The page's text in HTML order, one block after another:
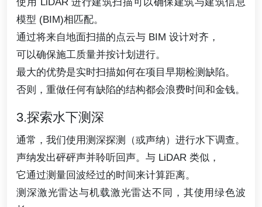
模型 (BIM)相匹配。
通过将来自地面扫描的点云与 BIM 设计对齐，
可以确保施工质量并按计划进行。
最大的优势是实时扫描如何在项目早期检测缺陷。
否则，重做任何有缺陷的结构都会浪费时间和金钱。
3.探索水下测深
通常，我们使用测深探测（或声纳）进行水下调查。
声纳发出砰砰声并聆听回声。与 LiDAR 类似，
它通过测量回波经过的时间来计算距离。
测深激光雷达与机载激光雷达不同，其使用绿色波